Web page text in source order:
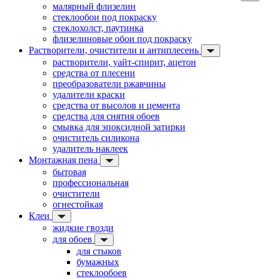
малярный флизелин
стеклообои под покраску
стеклохолст, паутинка
флизелиновые обои под покраску
Растворители, очистители и антиплесень
растворители, уайт-спирит, ацетон
средства от плесени
преобразователи ржавчины
удалители краски
средства от высолов и цемента
средства для снятия обоев
смывка для эпоксидной затирки
очиститель силикона
удалитель наклеек
Монтажная пена
бытовая
профессиональная
очистители
огнестойкая
Клеи
жидкие гвозди
для обоев
для стыков
бумажных
стеклообоев